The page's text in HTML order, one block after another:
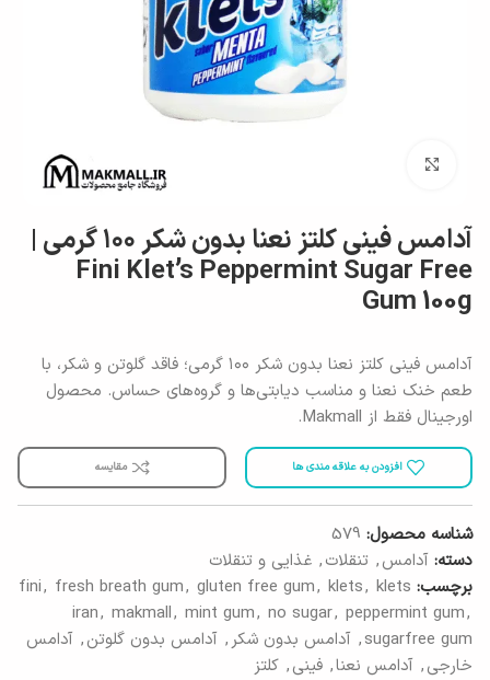
آدامس فینی کلتز نعنا بدون شکر ۱۰۰ گرمی |
Fini Klet’s Peppermint Sugar Free
Gum 100g
آدامس فینی کلتز نعنا بدون شکر ۱۰۰ گرمی؛ فاقد گلوتن و شکر، با
طعم خنک نعنا و مناسب دیابتی‌ها و گروه‌های حساس. محصول
اورجینال فقط از Makmall.
افزودن به علاقه مندی ها مقایسه
شناسه محصول: 579
دسته: آدامس, تنقلات, غذایی و تنقلات
برچسب:
fini, fresh breath gum, gluten free gum, klets, klets
iran, makmall, mint gum, no sugar, peppermint gum,
sugarfree gum
, آدامس بدون شکر, آدامس بدون گلوتن, آدامس
خارجی, آدامس نعنا, فینی, کلتز